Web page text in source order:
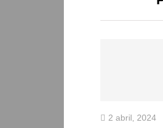
2 abril, 2024